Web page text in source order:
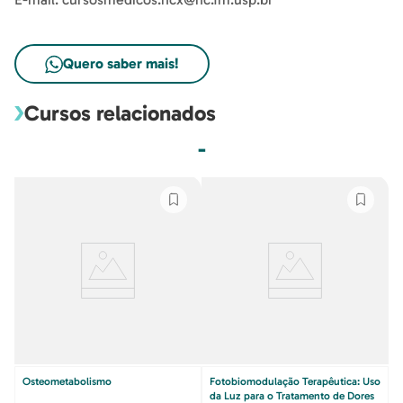
Quero saber mais!
Cursos relacionados
-
Osteometabolismo
Fotobiomodulação Terapêutica: Uso
da Luz para o Tratamento de Dores